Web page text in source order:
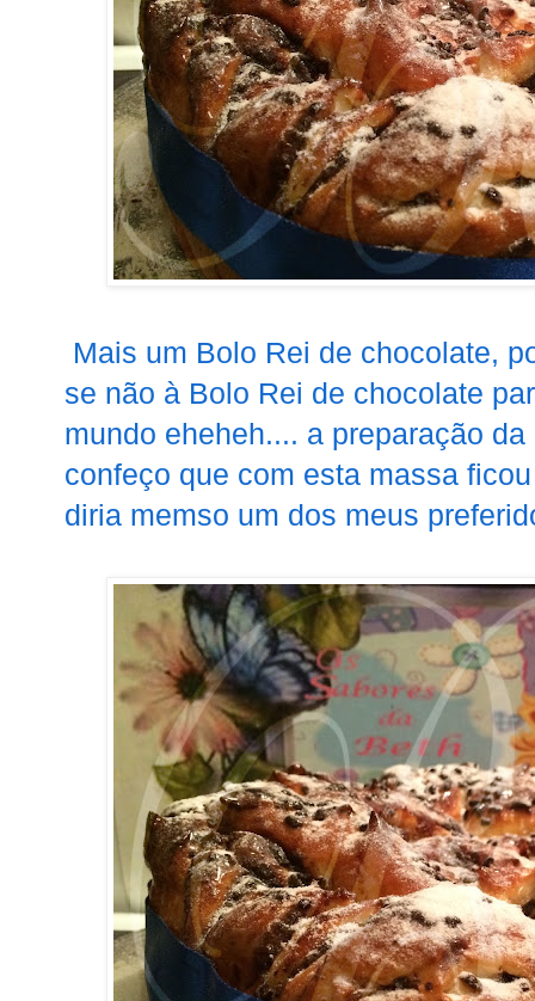
Mais um Bolo Rei de chocolate,
se não à Bolo Rei de chocolate
mundo eheheh.... a preparação
confeço que com esta massa
diria memso um dos meus